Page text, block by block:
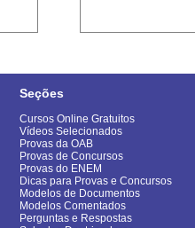
Seções
Cursos Online Gratuitos
Vídeos Selecionados
Provas da OAB
Provas de Concursos
Provas do ENEM
Dicas para Provas e Concursos
Modelos de Documentos
Modelos Comentados
Perguntas e Respostas